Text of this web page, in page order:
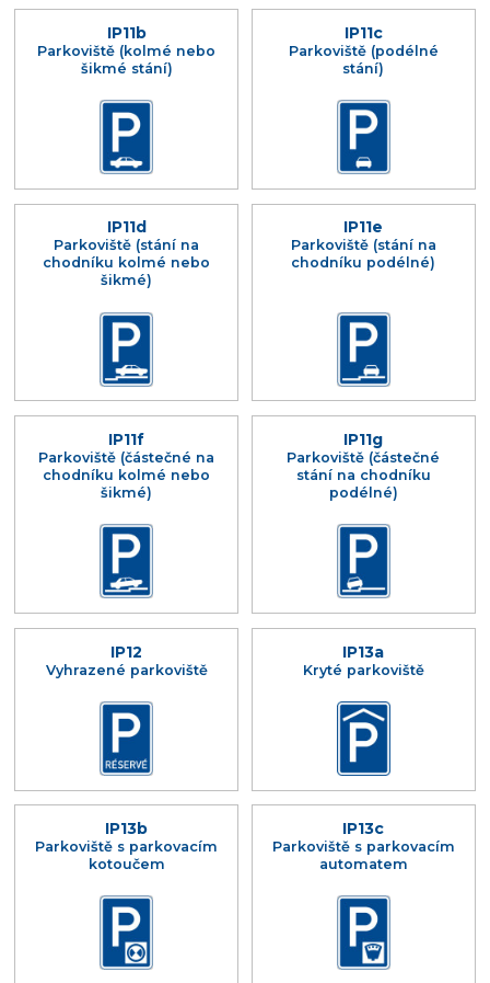
IP11b
Parkoviště (kolmé nebo
šikmé stání)
IP11c
Parkoviště (podélné
stání)
IP11d
Parkoviště (stání na
chodníku kolmé nebo
šikmé)
IP11e
Parkoviště (stání na
chodníku podélné)
IP11f
Parkoviště (částečné na
chodníku kolmé nebo
šikmé)
IP11g
Parkoviště (částečné
stání na chodníku
podélné)
IP12
Vyhrazené parkoviště
IP13a
Kryté parkoviště
IP13b
Parkoviště s parkovacím
kotoučem
IP13c
Parkoviště s parkovacím
automatem